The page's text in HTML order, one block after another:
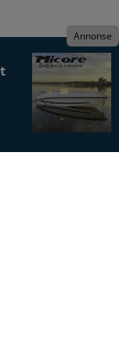
Annonse